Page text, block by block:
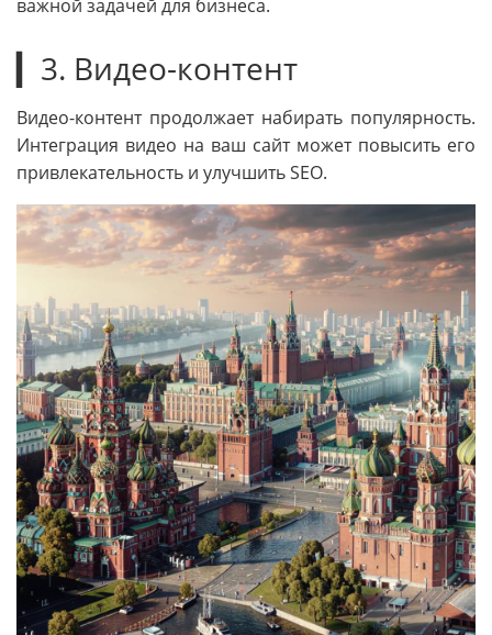
важной задачей для бизнеса.
▎3. Видео-контент
Видео-контент продолжает набирать популярность.
Интеграция видео на ваш сайт может повысить его
привлекательность и улучшить SEO.